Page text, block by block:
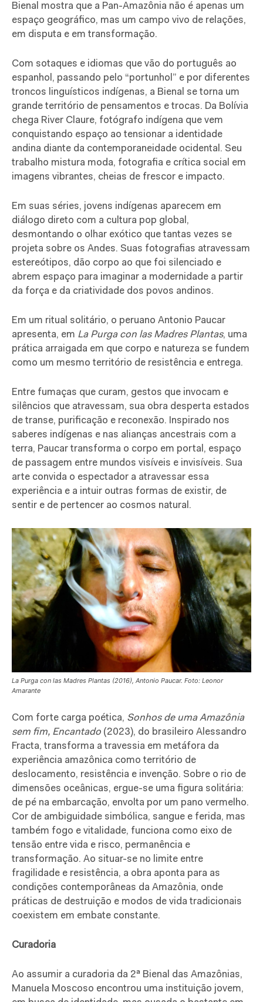
Bienal mostra que a Pan-Amazônia não é apenas um
espaço geográfico, mas um campo vivo de relações,
em disputa e em transformação.
Com sotaques e idiomas que vão do português ao
espanhol, passando pelo “portunhol” e por diferentes
troncos linguísticos indígenas, a Bienal se torna um
grande território de pensamentos e trocas. Da Bolívia
chega River Claure, fotógrafo indígena que vem
conquistando espaço ao tensionar a identidade
andina diante da contemporaneidade ocidental. Seu
trabalho mistura moda, fotografia e crítica social em
imagens vibrantes, cheias de frescor e impacto.
Em suas séries, jovens indígenas aparecem em
diálogo direto com a cultura pop global,
desmontando o olhar exótico que tantas vezes se
projeta sobre os Andes. Suas fotografias atravessam
estereótipos, dão corpo ao que foi silenciado e
abrem espaço para imaginar a modernidade a partir
da força e da criatividade dos povos andinos.
Em um ritual solitário, o peruano Antonio Paucar
apresenta, em La Purga con las Madres Plantas, uma
prática arraigada em que corpo e natureza se fundem
como um mesmo território de resistência e entrega.
Entre fumaças que curam, gestos que invocam e
silêncios que atravessam, sua obra desperta estados
de transe, purificação e reconexão. Inspirado nos
saberes indígenas e nas alianças ancestrais com a
terra, Paucar transforma o corpo em portal, espaço
de passagem entre mundos visíveis e invisíveis. Sua
arte convida o espectador a atravessar essa
experiência e a intuir outras formas de existir, de
sentir e de pertencer ao cosmos natural.
La Purga con las Madres Plantas (2016), Antonio Paucar. Foto: Leonor
Amarante
Com forte carga poética, Sonhos de uma Amazônia
sem fim, Encantado (2023), do brasileiro Alessandro
Fracta, transforma a travessia em metáfora da
experiência amazônica como território de
deslocamento, resistência e invenção. Sobre o rio de
dimensões oceânicas, ergue-se uma figura solitária:
de pé na embarcação, envolta por um pano vermelho.
Cor de ambiguidade simbólica, sangue e ferida, mas
também fogo e vitalidade, funciona como eixo de
tensão entre vida e risco, permanência e
transformação. Ao situar-se no limite entre
fragilidade e resistência, a obra aponta para as
condições contemporâneas da Amazônia, onde
práticas de destruição e modos de vida tradicionais
coexistem em embate constante.
Curadoria
Ao assumir a curadoria da 2ª Bienal das Amazônias,
Manuela Moscoso encontrou uma instituição jovem,